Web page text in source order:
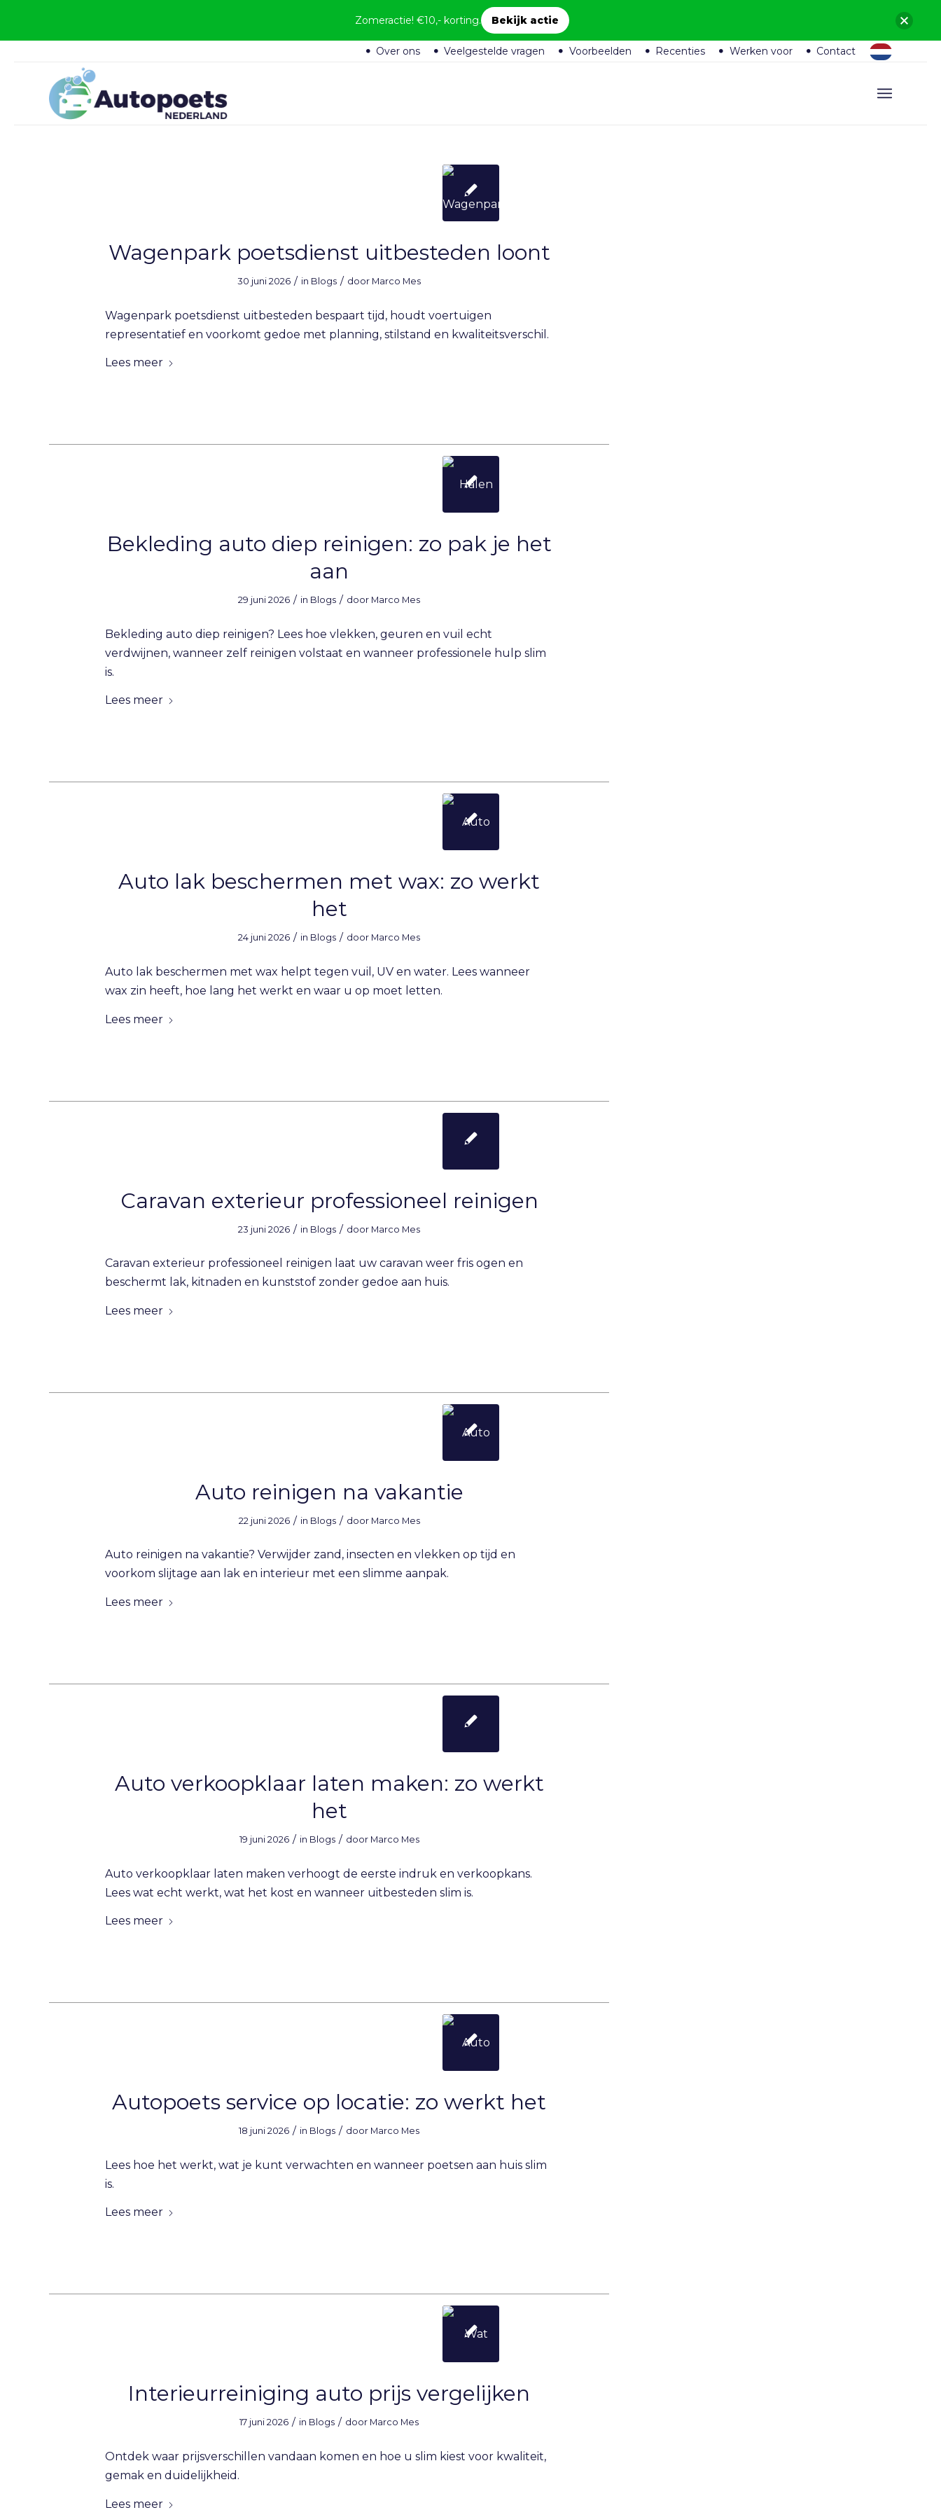
Over ons Veelgestelde vragen Voorbeelden Recenties Werken voor Contact
Wagenpark poetsdienst uitbesteden loont
30 juni 2026 / in Blogs / door Marco Mes
Wagenpark poetsdienst uitbesteden bespaart tijd, houdt voertuigen
representatief en voorkomt gedoe met planning, stilstand en kwaliteitsverschil.
Lees meer
Bekleding auto diep reinigen: zo pak je het
aan
29 juni 2026 / in Blogs / door Marco Mes
Bekleding auto diep reinigen? Lees hoe vlekken, geuren en vuil echt
verdwijnen, wanneer zelf reinigen volstaat en wanneer professionele hulp slim
is.
Lees meer
Auto lak beschermen met wax: zo werkt
het
24 juni 2026 / in Blogs / door Marco Mes
Auto lak beschermen met wax helpt tegen vuil, UV en water. Lees wanneer
wax zin heeft, hoe lang het werkt en waar u op moet letten.
Lees meer
Caravan exterieur professioneel reinigen
23 juni 2026 / in Blogs / door Marco Mes
Caravan exterieur professioneel reinigen laat uw caravan weer fris ogen en
beschermt lak, kitnaden en kunststof zonder gedoe aan huis.
Lees meer
Auto reinigen na vakantie
22 juni 2026 / in Blogs / door Marco Mes
Auto reinigen na vakantie? Verwijder zand, insecten en vlekken op tijd en
voorkom slijtage aan lak en interieur met een slimme aanpak.
Lees meer
Auto verkoopklaar laten maken: zo werkt
het
19 juni 2026 / in Blogs / door Marco Mes
Auto verkoopklaar laten maken verhoogt de eerste indruk en verkoopkans.
Lees wat echt werkt, wat het kost en wanneer uitbesteden slim is.
Lees meer
Autopoets service op locatie: zo werkt het
18 juni 2026 / in Blogs / door Marco Mes
Lees hoe het werkt, wat je kunt verwachten en wanneer poetsen aan huis slim
is.
Lees meer
Interieurreiniging auto prijs vergelijken
17 juni 2026 / in Blogs / door Marco Mes
Ontdek waar prijsverschillen vandaan komen en hoe u slim kiest voor kwaliteit,
gemak en duidelijkheid.
Lees meer
Zomeractie! €10,- korting. Bekijk actie